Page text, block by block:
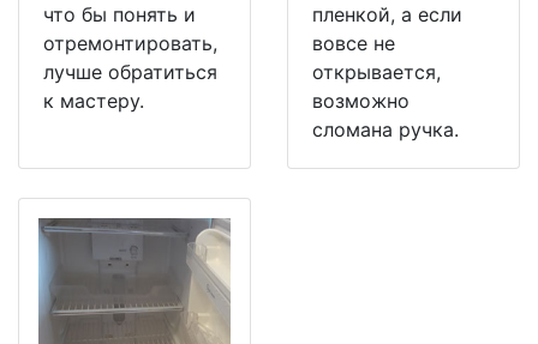
что бы понять и
отремонтировать,
лучше обратиться
к мастеру.
пленкой, а если
вовсе не
открывается,
возможно
сломана ручка.